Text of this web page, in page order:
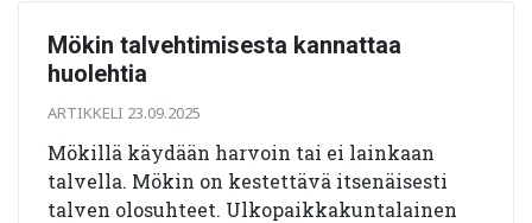
Mökin talvehtimisesta kannattaa
huolehtia
ARTIKKELI 23.09.2025
Mökillä käydään harvoin tai ei lainkaan
talvella. Mökin on kestettävä itsenäisesti
talven olosuhteet. Ulkopaikkakuntalainen